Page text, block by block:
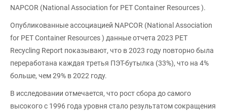
NAPCOR (National Association for PET Container Resources ).
Опубликованные ассоциацией NAPCOR (National Association
for PET Container Resources ) данные отчета 2023 PET
Recycling Report показывают, что в 2023 году повторно была
переработана каждая третья ПЭТ-бутылка (33%), что на 4%
больше, чем 29% в 2022 году.
В исследовании отмечается, что рост сбора до самого
высокого с 1996 года уровня стало результатом сокращения